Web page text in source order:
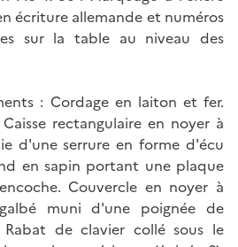
écriture allemande et numéros
sur la table au niveau des
: Cordage en laiton et fer.
rectangulaire en noyer à
d'une serrure en forme d'écu
en sapin portant une plaque
Couvercle en noyer à
muni d'une poignée de
de clavier collé sous le